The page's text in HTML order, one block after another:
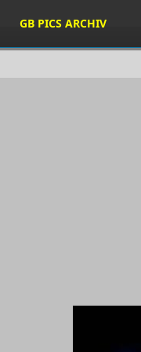
GB PICS ARCHIV